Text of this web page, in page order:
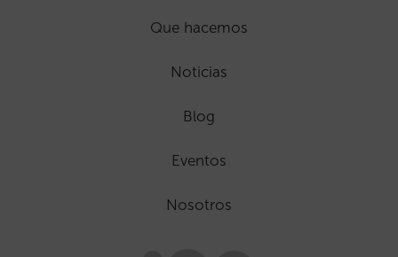
Que hacemos
Noticias
Blog
Eventos
Nosotros